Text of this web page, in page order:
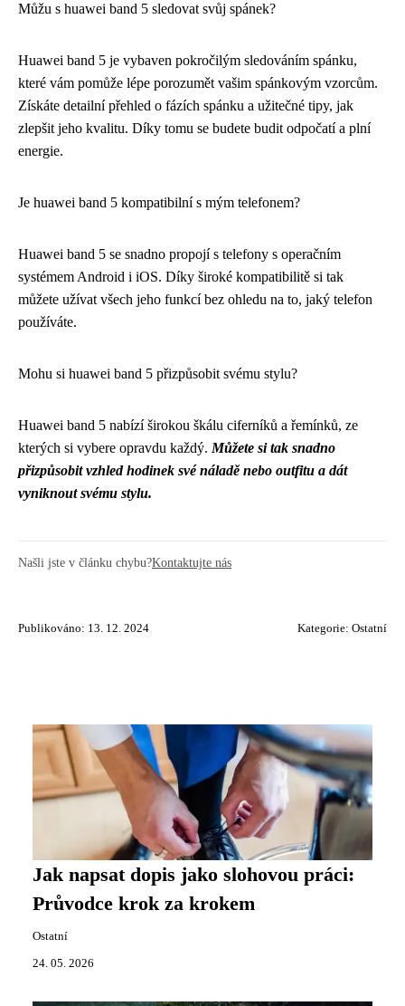
Můžu s huawei band 5 sledovat svůj spánek?
Huawei band 5 je vybaven pokročilým sledováním spánku,
které vám pomůže lépe porozumět vašim spánkovým vzorcům.
Získáte detailní přehled o fázích spánku a užitečné tipy, jak
zlepšit jeho kvalitu. Díky tomu se budete budit odpočatí a plní
energie.
Je huawei band 5 kompatibilní s mým telefonem?
Huawei band 5 se snadno propojí s telefony s operačním
systémem Android i iOS. Díky široké kompatibilitě si tak
můžete užívat všech jeho funkcí bez ohledu na to, jaký telefon
používáte.
Mohu si huawei band 5 přizpůsobit svému stylu?
Huawei band 5 nabízí širokou škálu ciferníků a řemínků, ze
kterých si vybere opravdu každý. Můžete si tak snadno
přizpůsobit vzhled hodinek své náladě nebo outfitu a dát
vyniknout svému stylu.
Našli jste v článku chybu?Kontaktujte nás
Publikováno: 13. 12. 2024 Kategorie: Ostatní
Jak napsat dopis jako slohovou práci:
Průvodce krok za krokem
Ostatní
24. 05. 2026